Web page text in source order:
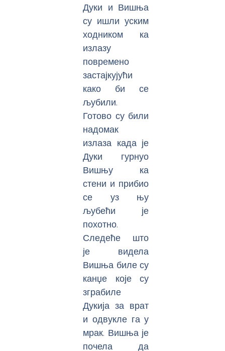
Дуки и Вишња
су ишли уским
ходником ка
излазу
повремено
застајкујући
како би се
љубили.
Готово су били
надомак
излаза када је
Дуки гурнуо
Вишњу ка
стени и прибио
се уз њу
љубећи је
похотно.
Следеће што
је видела
Вишња биле су
канџе које су
зграбиле
Дукија за врат
и одвукле га у
мрак. Вишња је
почела да